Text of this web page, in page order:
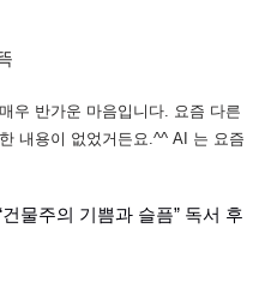
우 반가운 마음입니다. 요즘 다른
내용이 없었거든요.^^ AI 는 요즘
물주의 기쁨과 슬픔” 독서 후